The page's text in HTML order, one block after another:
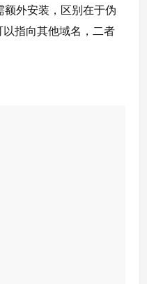
外安装，区别在于伪
指向其他域名，二者